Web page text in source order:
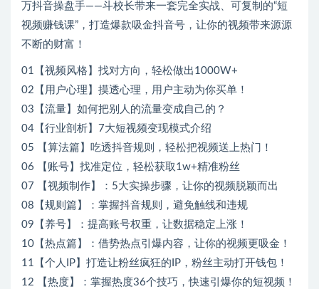
万抖音操盘手——斗校长带来一套完全实战、可复制的“短
视频赚钱课”，打造爆款吸金抖音号，让你的视频带来源源
不断的财富！
01【视频风格】找对方向，轻松做出1000W+
02【用户心理】摸透心理，用户主动为你买单！
03【流量】如何把别人的流量变成自己的？
04【行业剖析】7大短视频变现模式介绍
05 【算法篇】吃透抖音规则，轻松把视频送上热门！
06 【账号】找准定位，轻松获取1w+精准粉丝
07 【视频制作】：5大实操步骤，让你的视频脱颖而出
08【规则篇】：掌握抖音规则，避免触线和违规
09【养号】：提高账号权重，让数据稳定上涨！
10【热点篇】：借势热点引爆内容，让你的视频更吸金！
11【个人IP】打造让粉丝疯狂的IP，粉丝主动打开钱包！
12 【热度】：掌握热度36个技巧，快速引爆你的短视频！